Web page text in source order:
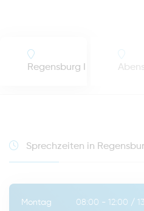
Regensburg I
Sprechzeiten in
Montag 08:00 - 12:00 /